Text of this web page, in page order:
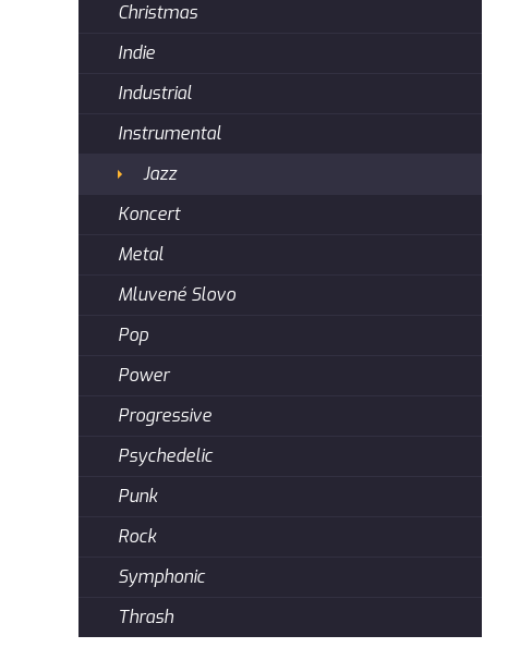
Christmas
Indie
Industrial
Instrumental
Jazz
Koncert
Metal
Mluvené Slovo
Pop
Power
Progressive
Psychedelic
Punk
Rock
Symphonic
Thrash